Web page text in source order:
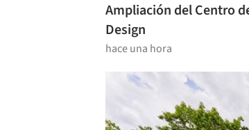
Ampliación del Centro
Design
hace una hora